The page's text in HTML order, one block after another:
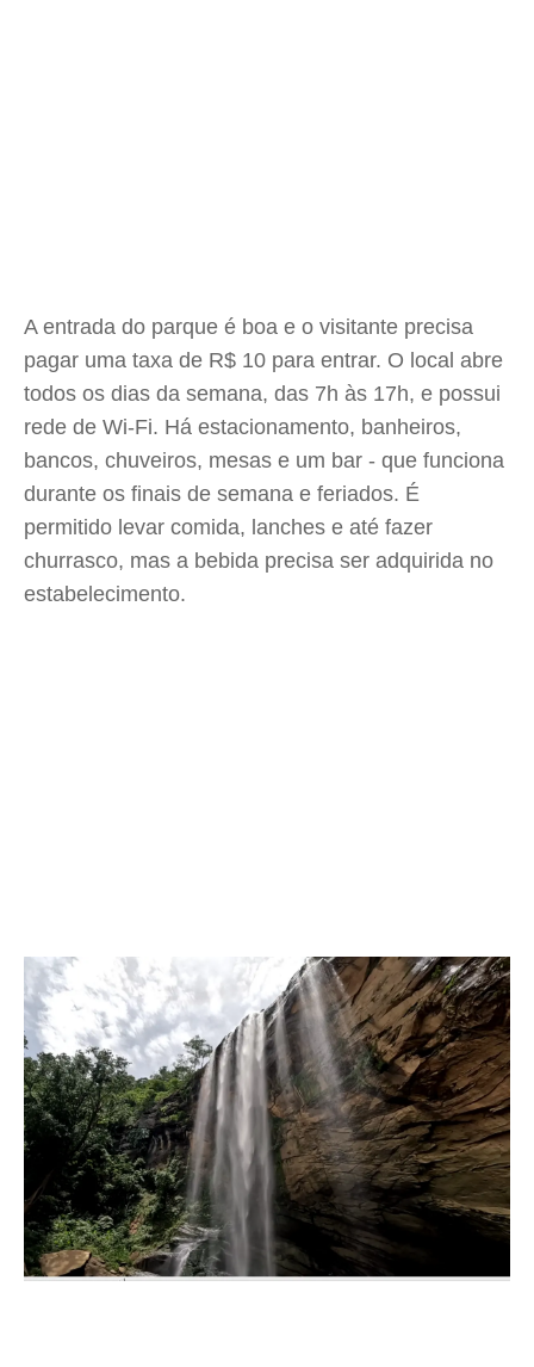
A entrada do parque é boa e o visitante precisa
pagar uma taxa de R$ 10 para entrar. O local abre
todos os dias da semana, das 7h às 17h, e possui
rede de Wi-Fi. Há estacionamento, banheiros,
bancos, chuveiros, mesas e um bar - que funciona
durante os finais de semana e feriados. É
permitido levar comida, lanches e até fazer
churrasco, mas a bebida precisa ser adquirida no
estabelecimento.